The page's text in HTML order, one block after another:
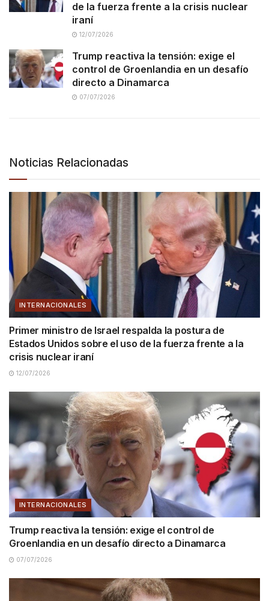
de la fuerza frente a la crisis nuclear
iraní
12/07/2026
Trump reactiva la tensión: exige el
control de Groenlandia en un desafío
directo a Dinamarca
07/07/2026
Noticias Relacionadas
INTERNACIONALES
Primer ministro de Israel respalda la postura de
Estados Unidos sobre el uso de la fuerza frente a la
crisis nuclear iraní
12/07/2026
INTERNACIONALES
Trump reactiva la tensión: exige el control de
Groenlandia en un desafío directo a Dinamarca
07/07/2026